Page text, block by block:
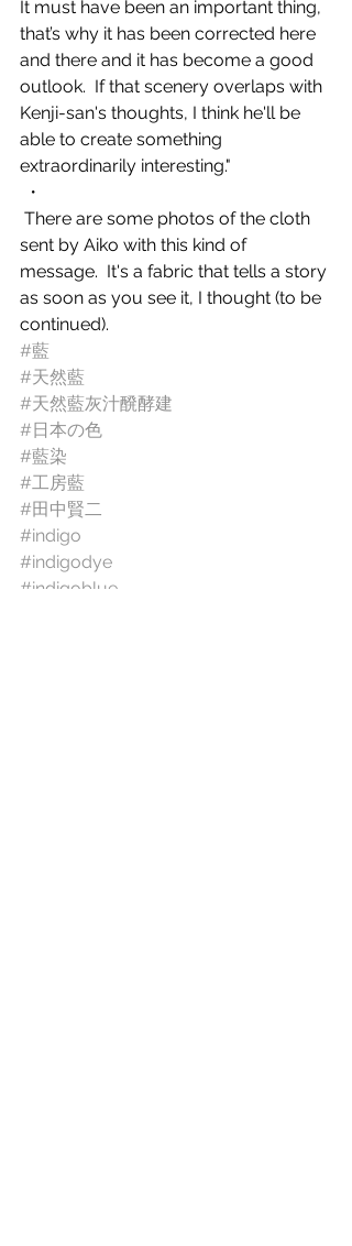
It must have been an important thing,
that’s why it has been corrected here
and there and it has become a good
outlook.  If that scenery overlaps with
Kenji-san's thoughts, I think he'll be
able to create something
extraordinarily interesting."
・
sent by Aiko with this kind of
message.  It's a fabric that tells a story
as soon as you see it, I thought (to be
continued).
#藍
#天然藍
#天然藍灰汁醗酵建
#日本の色
#藍染
#工房藍
#田中賢二
#indigo
#indigodye
#indigoblue